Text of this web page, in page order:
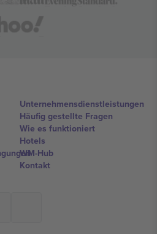
Unternehmensdienstleistungen
Häufig gestellte Fragen
Wie es funktioniert
Hotels
WM-Hub
Kontakt